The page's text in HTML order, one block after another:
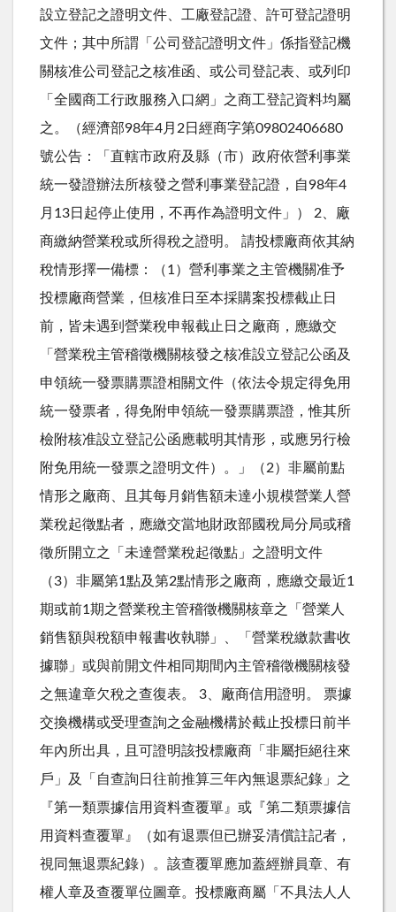
設立登記之證明文件、工廠登記證、許可登記證明
文件；其中所謂「公司登記證明文件」係指登記機
關核准公司登記之核准函、或公司登記表、或列印
「全國商工行政服務入口網」之商工登記資料均屬
之。（經濟部98年4月2日經商字第09802406680
號公告：「直轄市政府及縣（市）政府依營利事業
統一發證辦法所核發之營利事業登記證，自98年4
月13日起停止使用，不再作為證明文件」） 2、廠
商繳納營業稅或所得稅之證明。 請投標廠商依其納
稅情形擇一備標：（1）營利事業之主管機關准予
投標廠商營業，但核准日至本採購案投標截止日
前，皆未遇到營業稅申報截止日之廠商，應繳交
「營業稅主管稽徵機關核發之核准設立登記公函及
申領統一發票購票證相關文件（依法令規定得免用
統一發票者，得免附申領統一發票購票證，惟其所
檢附核准設立登記公函應載明其情形，或應另行檢
附免用統一發票之證明文件）。」（2）非屬前點
情形之廠商、且其每月銷售額未達小規模營業人營
業稅起徵點者，應繳交當地財政部國稅局分局或稽
徵所開立之「未達營業稅起徵點」之證明文件
（3）非屬第1點及第2點情形之廠商，應繳交最近1
期或前1期之營業稅主管稽徵機關核章之「營業人
銷售額與稅額申報書收執聯」、「營業稅繳款書收
據聯」或與前開文件相同期間內主管稽徵機關核發
之無違章欠稅之查復表。 3、廠商信用證明。 票據
交換機構或受理查詢之金融機構於截止投標日前半
年內所出具，且可證明該投標廠商「非屬拒絕往來
戶」及「自查詢日往前推算三年內無退票紀錄」之
『第一類票據信用資料查覆單』或『第二類票據信
用資料查覆單』（如有退票但已辦妥清償註記者，
視同無退票紀錄）。該查覆單應加蓋經辦員章、有
權人章及查覆單位圖章。投標廠商屬「不具法人人